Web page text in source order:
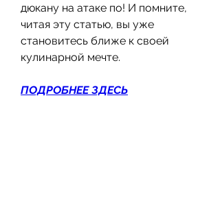
дюкану на атаке по! И помните,
читая эту статью, вы уже
становитесь ближе к своей
кулинарной мечте.
ПОДРОБНЕЕ ЗДЕСЬ